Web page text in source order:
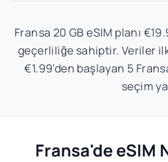
Fransa 20 GB eSIM planı
geçerliliğe sahiptir. Veriler
€1.99'den başlayan 5
seçim
Fransa'de eSIM